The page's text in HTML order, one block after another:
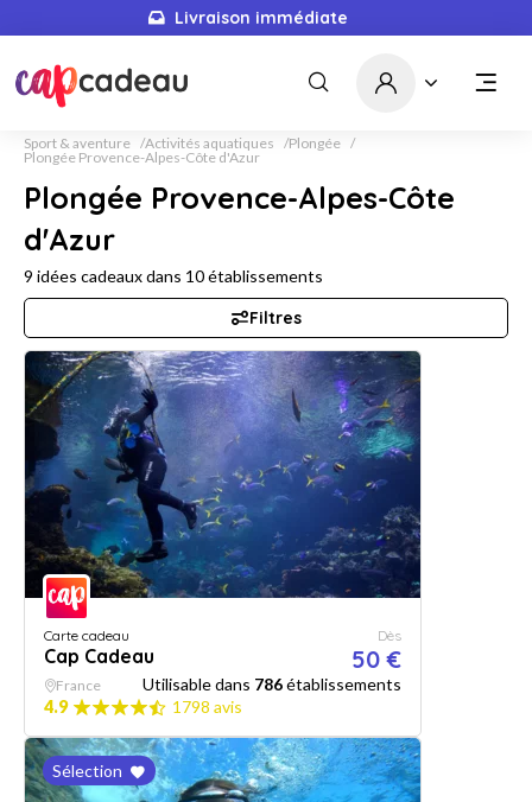
Livraison immédiate
Sport & aventure Activités aquatiques
Plongée
Plongée Provence-Alpes-Côte d'Azur
Plongée Provence-Alpes-Côte
d'Azur
9 idées cadeaux dans 10établissements
Filtres
Carte cadeau
Cap Cadeau
Dès
50 €
France Utilisable dans 786établissements
4.9
1798 avis
Sélection